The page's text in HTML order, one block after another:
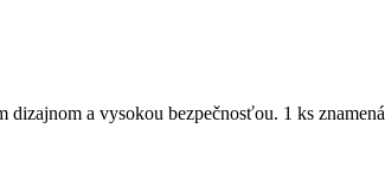
dizajnom a vysokou bezpečnosťou. 1 ks